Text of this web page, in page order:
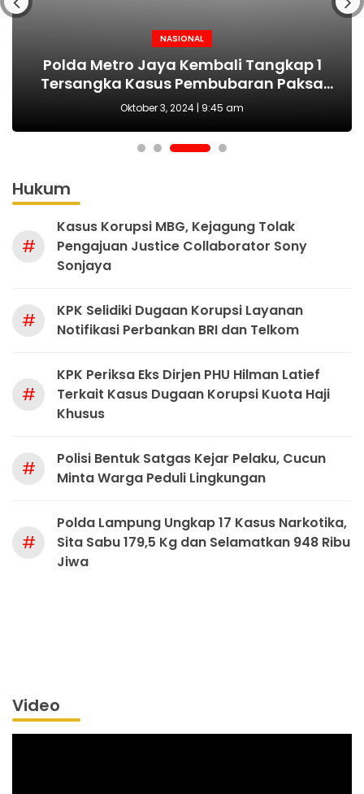
NASIONAL
HUT Polwan ke-76 Jadi Momentum
yang Tepat Wujudkan Perlindungan
Perempuan dan Anak
NASIONAL
MAKI Sebut Seleksi Capim KPK Tidak Sah
Sejak Awal, Harusnya Dilakukan Era
Prabowo
NASIONAL
Polda Metro Jaya Kembali Tangkap 1
Tersangka Kasus Pembubaran Paksa
Diskusi di Kemang
Oktober 3, 2024 | 9:45 am
BERITA
Kejari tetapkan Kades Sejahtera Sigi
tersangka korupsi ADD
Hukum
#
Kasus Korupsi MBG, Kejagung Tolak
Pengajuan Justice Collaborator Sony
Sonjaya
#
KPK Selidiki Dugaan Korupsi Layanan
Notifikasi Perbankan BRI dan Telkom
#
KPK Periksa Eks Dirjen PHU Hilman Latief
Terkait Kasus Dugaan Korupsi Kuota Haji
Khusus
#
Polisi Bentuk Satgas Kejar Pelaku, Cucun
Minta Warga Peduli Lingkungan
#
Polda Lampung Ungkap 17 Kasus Narkotika,
Sita Sabu 179,5 Kg dan Selamatkan 948 Ribu
Jiwa
Video